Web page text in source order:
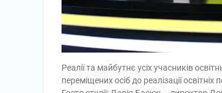
Реалії та майбутнє усіх учасників
переміщених осіб до реалізації